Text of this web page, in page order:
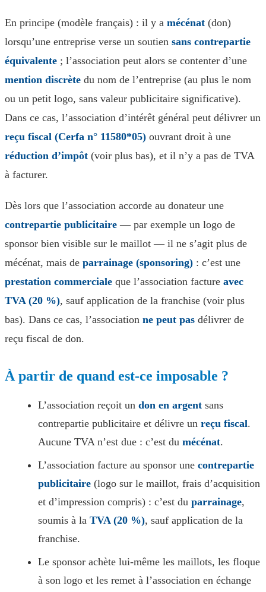
En principe (modèle français) : il y a mécénat (don)
lorsqu’une entreprise verse un soutien sans contrepartie
équivalente ; l’association peut alors se contenter d’une
mention discrète du nom de l’entreprise (au plus le nom
ou un petit logo, sans valeur publicitaire significative).
Dans ce cas, l’association d’intérêt général peut délivrer un
reçu fiscal (Cerfa n° 11580*05) ouvrant droit à une
réduction d’impôt (voir plus bas), et il n’y a pas de TVA
à facturer.
Dès lors que l’association accorde au donateur une
contrepartie publicitaire — par exemple un logo de
sponsor bien visible sur le maillot — il ne s’agit plus de
mécénat, mais de parrainage (sponsoring) : c’est une
prestation commerciale que l’association facture avec
TVA (20 %), sauf application de la franchise (voir plus
bas). Dans ce cas, l’association ne peut pas délivrer de
reçu fiscal de don.
À partir de quand est-ce imposable ?
L’association reçoit un don en argent sans
contrepartie publicitaire et délivre un reçu fiscal.
Aucune TVA n’est due : c’est du mécénat.
L’association facture au sponsor une contrepartie
publicitaire (logo sur le maillot, frais d’acquisition
et d’impression compris) : c’est du parrainage,
soumis à la TVA (20 %), sauf application de la
franchise.
Le sponsor achète lui-même les maillots, les floque
à son logo et les remet à l’association en échange